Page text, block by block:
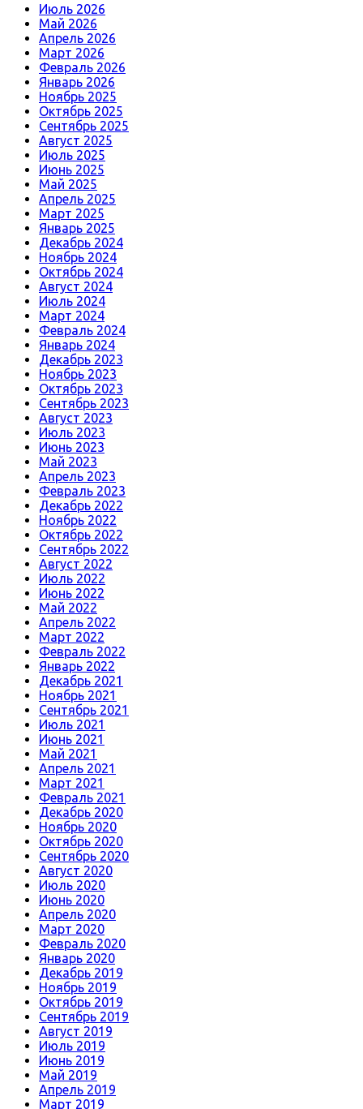
Июль 2026
Май 2026
Апрель 2026
Март 2026
Февраль 2026
Январь 2026
Ноябрь 2025
Октябрь 2025
Сентябрь 2025
Август 2025
Июль 2025
Июнь 2025
Май 2025
Апрель 2025
Март 2025
Январь 2025
Декабрь 2024
Ноябрь 2024
Октябрь 2024
Август 2024
Июль 2024
Март 2024
Февраль 2024
Январь 2024
Декабрь 2023
Ноябрь 2023
Октябрь 2023
Сентябрь 2023
Август 2023
Июль 2023
Июнь 2023
Май 2023
Апрель 2023
Февраль 2023
Декабрь 2022
Ноябрь 2022
Октябрь 2022
Сентябрь 2022
Август 2022
Июль 2022
Июнь 2022
Май 2022
Апрель 2022
Март 2022
Февраль 2022
Январь 2022
Декабрь 2021
Ноябрь 2021
Сентябрь 2021
Июль 2021
Июнь 2021
Май 2021
Апрель 2021
Март 2021
Февраль 2021
Декабрь 2020
Ноябрь 2020
Октябрь 2020
Сентябрь 2020
Август 2020
Июль 2020
Июнь 2020
Апрель 2020
Март 2020
Февраль 2020
Январь 2020
Декабрь 2019
Ноябрь 2019
Октябрь 2019
Сентябрь 2019
Август 2019
Июль 2019
Июнь 2019
Май 2019
Апрель 2019
Март 2019